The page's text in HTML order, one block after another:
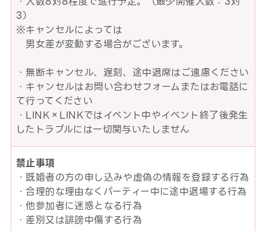
3）
※キャンセルによっては
男女差が変動する場合がございます。
・無断キャンセル、遅刻、途中退席はご遠慮ください
・キャンセルはお問い合わせフォームまたはお電話に
て行ってください
・LINK×LINKではイベント中やイベント終了後発生
したトラブルには一切関与いたしません
禁止事項
・既婚者の方の申し込みや虚偽の情報を登録する行為
・合理的な理由なくパーティー中に途中退場する行為
・他参加者に迷惑となる行為
・差別又は誹謗中傷する行為